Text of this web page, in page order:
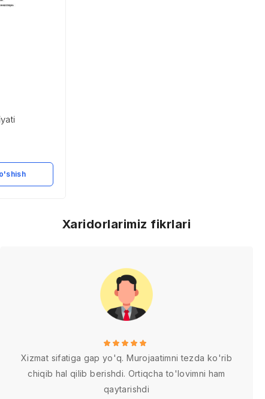
Xaridorlarimiz fikrlari
Xizmat sifatiga gap yo'q. Murojaatimni tezda ko'rib
chiqib hal qilib berishdi. Ortiqcha to'lovimni ham
qaytarishdi